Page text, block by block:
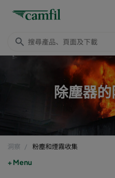
除塵器
洞察 粉塵和煙霧收集
Menu